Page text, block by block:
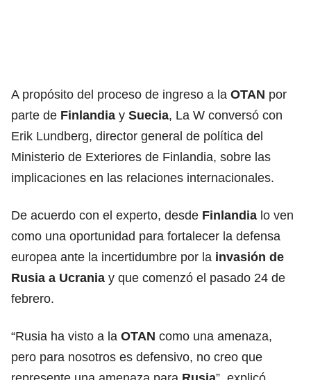
A propósito del proceso de ingreso a la OTAN por
parte de Finlandia y Suecia, La W conversó con
Erik Lundberg, director general de política del
Ministerio de Exteriores de Finlandia, sobre las
implicaciones en las relaciones internacionales.
De acuerdo con el experto, desde Finlandia lo ven
como una oportunidad para fortalecer la defensa
europea ante la incertidumbre por la invasión de
Rusia a Ucrania y que comenzó el pasado 24 de
febrero.
“Rusia ha visto a la OTAN como una amenaza,
pero para nosotros es defensivo, no creo que